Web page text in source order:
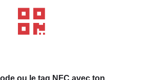
ou le tag NFC avec ton